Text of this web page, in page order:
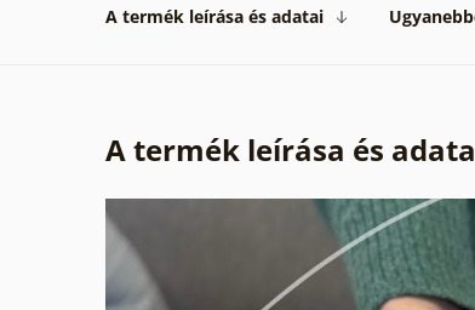
A termék leírása és adatai
A termék leírása és